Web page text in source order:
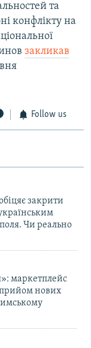
та
конфлікту на
закликав
Follow us
закрити
Чи реально
маркетплейс
нових